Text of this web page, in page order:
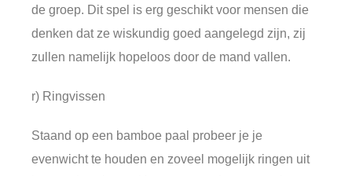
de groep. Dit spel is erg geschikt voor mensen die
denken dat ze wiskundig goed aangelegd zijn, zij
zullen namelijk hopeloos door de mand vallen.
r) Ringvissen
Staand op een bamboe paal probeer je je
evenwicht te houden en zoveel mogelijk ringen uit